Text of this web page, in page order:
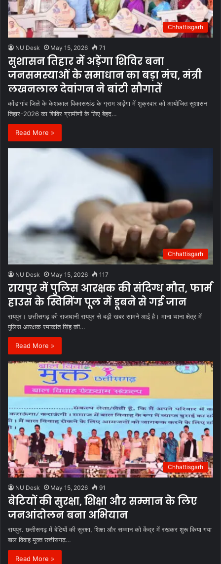
Chhattisgarh
NU Desk May 15, 2026 71
सुशासन तिहार में अड़ेंगा शिविर बना
जनसमस्याओं के समाधान का बड़ा मंच, मंत्री
लखनलाल देवांगन ने बांटी सौगातें
कोंडागांव जिले के केशकाल विकासखंड के ग्राम अड़ेंगा में शुक्रवार को आयोजित सुशासन
तिहार-2026 का शिविर ग्रामीणों के लिए बेहद…
Read More »
Chhattisgarh
NU Desk May 15, 2026 117
रायपुर में पुलिस आरक्षक की संदिग्ध मौत, फार्म
हाउस के स्विमिंग पूल में डूबने से गई जान
रायपुर। छत्तीसगढ़ की राजधानी रायपुर से बड़ी खबर सामने आई है। माना थाना क्षेत्र में
पुलिस आरक्षक रमाकांत सिंह की…
Read More »
Chhattisgarh
NU Desk May 15, 2026 91
बेटियों की सुरक्षा, शिक्षा और सम्मान के लिए
जनआंदोलन बना अभियान
रायपुर. छत्तीसगढ़ में बेटियों की सुरक्षा, शिक्षा और सम्मान को केंद्र में रखकर शुरू किया गया
बाल विवाह मुक्त छत्तीसगढ़…
Read More »